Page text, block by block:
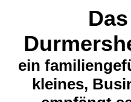
ein
kleines,